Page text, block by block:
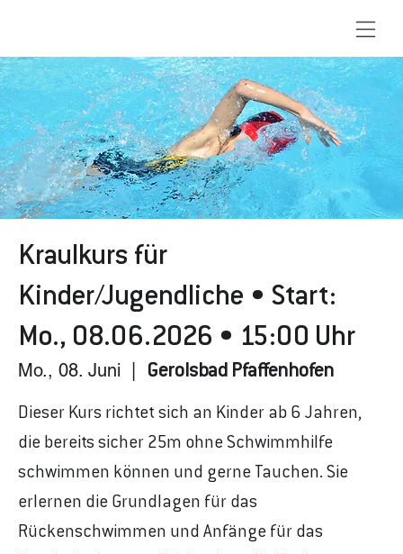
Kraulkurs für
Kinder/Jugendliche • Start:
Mo., 08.06.2026 • 15:00 Uhr
Mo., 08. Juni Gerolsbad Pfaffenhofen
Dieser Kurs richtet sich an Kinder ab 6 Jahren,
die bereits sicher 25m ohne Schwimmhilfe
schwimmen können und gerne Tauchen. Sie
erlernen die Grundlagen für das
Rückenschwimmen und Anfänge für das